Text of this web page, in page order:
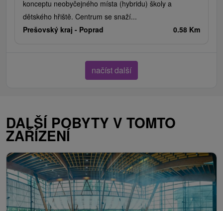
konceptu neobyčejného místa (hybridu) školy a
dětského hřiště. Centrum se snaží...
Prešovský kraj - Poprad 0.58 Km
načíst další
DALŠÍ POBYTY V TOMTO
ZAŘÍZENÍ